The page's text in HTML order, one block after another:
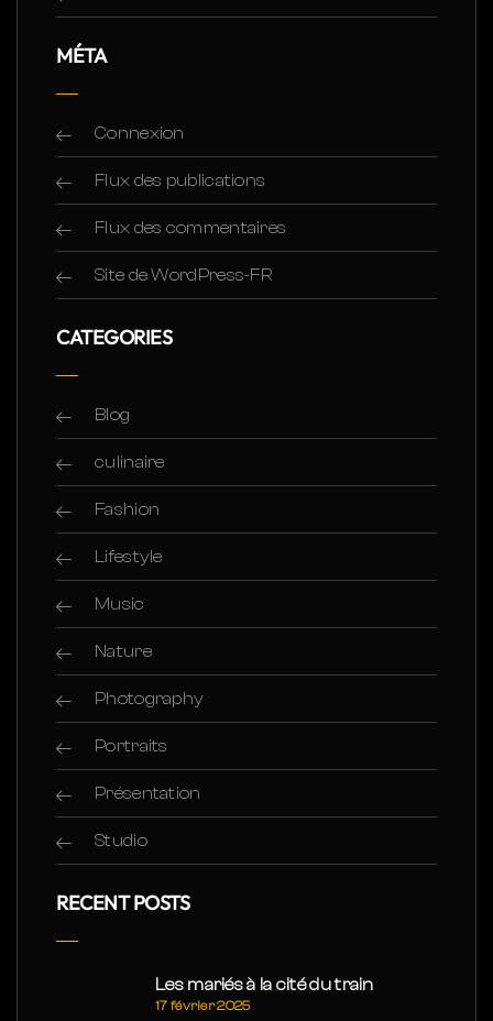
MÉTA
Connexion
Flux des publications
Flux des commentaires
Site de WordPress-FR
CATEGORIES
Blog
culinaire
Fashion
Lifestyle
Music
Nature
Photography
Portraits
Présentation
Studio
RECENT POSTS
Les mariés à la cité du train
17 février 2025